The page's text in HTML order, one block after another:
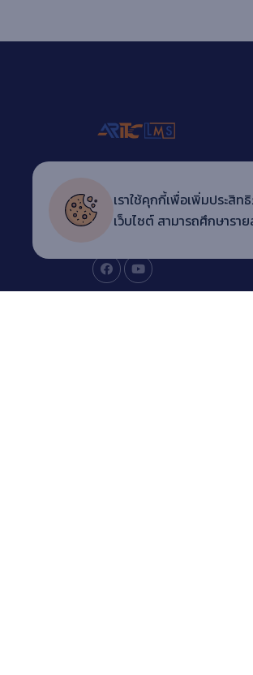
สำนักวิทยบริการและเทคโนโลยีส
เทพสตรี
เราใช้คุกกี้เพื่อเพิ่มประสิ
เว็บไซต์ สามารถศึกษารา